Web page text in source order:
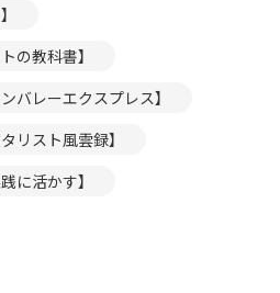
の教科書】
バレーエクスプレス】
リスト風雲録】
に活かす】